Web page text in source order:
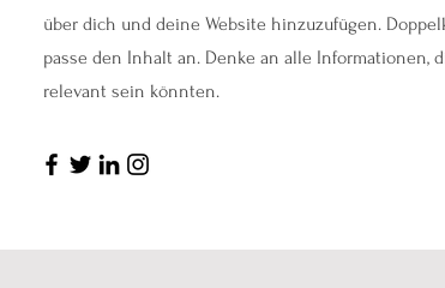
über dich und deine Website hinzuzufügen.
passe den Inhalt an. Denke an alle Informationen,
relevant sein könnten.